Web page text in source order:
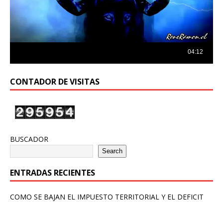
CONTADOR DE VISITAS
BUSCADOR
Search
ENTRADAS RECIENTES
COMO SE BAJAN EL IMPUESTO TERRITORIAL Y EL DEFICIT